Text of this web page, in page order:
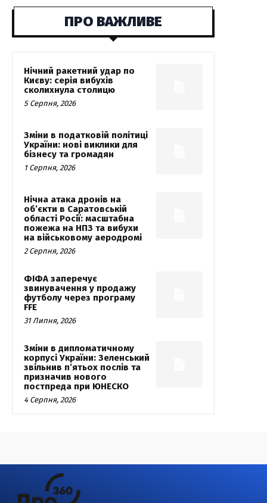
ПРО ВАЖЛИВЕ
Нічний ракетний удар по
Києву: серія вибухів
сколихнула столицю
5 Серпня, 2026
Зміни в податковій політиці
України: нові виклики для
бізнесу та громадян
1 Серпня, 2026
Нічна атака дронів на
об’єкти в Саратовській
області Росії: масштабна
пожежа на НПЗ та вибухи
на військовому аеродромі
2 Серпня, 2026
ФІФА заперечує
звинувачення у продажу
футболу через програму
FFE
31 Липня, 2026
Зміни в дипломатичному
корпусі України: Зеленський
звільнив п’ятьох послів та
призначив нового
постпреда при ЮНЕСКО
4 Серпня, 2026